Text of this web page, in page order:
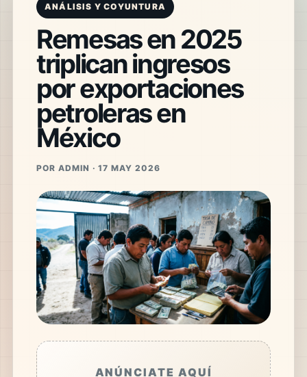
ANÁLISIS Y COYUNTURA
Remesas en 2025
triplican ingresos
por exportaciones
petroleras en
México
POR ADMIN · 17 MAY 2026
ANÚNCIATE AQUÍ